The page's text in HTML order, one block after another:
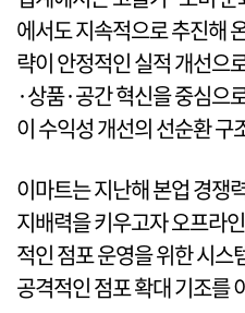
에서도 지속적으로 추진해
략이 안정적인 실적 개선으
·상품·공간 혁신을 중심으
이 수익성 개선의 선순환
이마트는 지난해 본업 경쟁
지배력을 키우고자 오프라
적인 점포 운영을 위한 시
공격적인 점포 확대 기조를